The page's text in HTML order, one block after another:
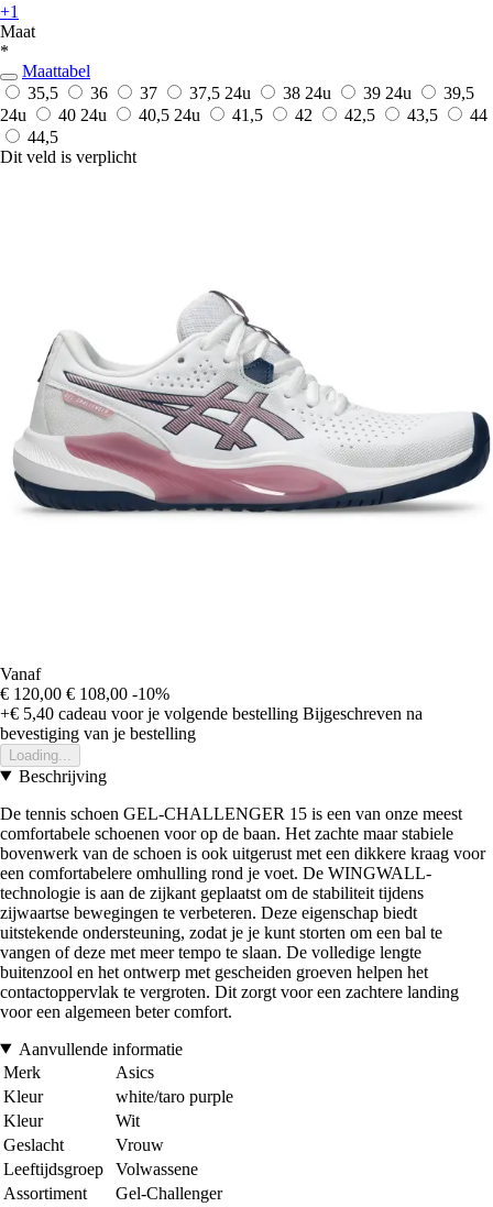
+1
Maat
*
Maattabel
35,5
36 37 37,5 24u 38 24u 39 24u
39,5
24u
40 24u 40,5 24u 41,5 42 42,5 43,5
44
44,5
Dit veld is verplicht
Vanaf
€ 120,00 € 108,00 -10%
+€ 5,40 cadeau voor je volgende bestelling Bijgeschreven na
bevestiging van je bestelling
Loading...
Beschrijving
De tennis schoen GEL-CHALLENGER 15 is een van onze meest
comfortabele schoenen voor op de baan. Het zachte maar stabiele
bovenwerk van de schoen is ook uitgerust met een dikkere kraag voor
een comfortabelere omhulling rond je voet. De WINGWALL-
technologie is aan de zijkant geplaatst om de stabiliteit tijdens
zijwaartse bewegingen te verbeteren. Deze eigenschap biedt
uitstekende ondersteuning, zodat je je kunt storten om een bal te
vangen of deze met meer tempo te slaan. De volledige lengte
buitenzool en het ontwerp met gescheiden groeven helpen het
contactoppervlak te vergroten. Dit zorgt voor een zachtere landing
voor een algemeen beter comfort.
Aanvullende informatie
Merk
Asics
Kleur
white/taro purple
Kleur
Wit
Geslacht
Vrouw
Leeftijdsgroep
Volwassene
Assortiment
Gel-Challenger